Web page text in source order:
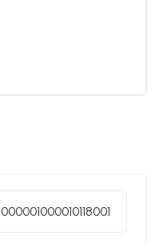
000001000010118001